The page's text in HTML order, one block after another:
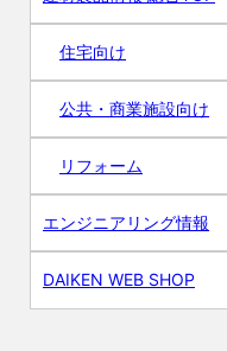
住宅向け
公共・商業施設向け
リフォーム
エンジニアリング情報
DAIKEN WEB SHOP